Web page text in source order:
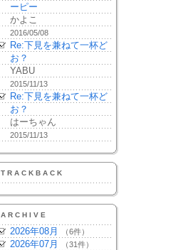
ーピー
かよこ
2016/05/08
Re:下見を兼ねて一杯ど
お？
YABU
2015/11/13
Re:下見を兼ねて一杯ど
お？
はーちゃん
2015/11/13
TRACKBACK
ARCHIVE
2026年08月 （6件）
2026年07月 （31件）